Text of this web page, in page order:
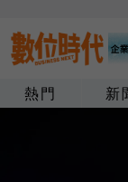
熱門 新